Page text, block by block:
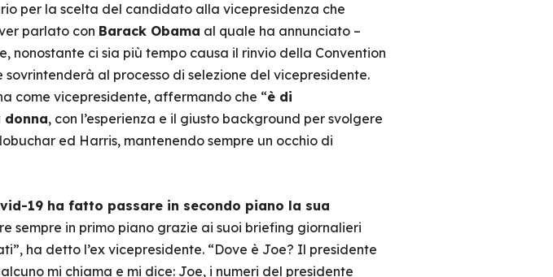
per la scelta del candidato alla vicepresidenza che
parlato con Barack Obama al quale ha annunciato –
nonostante ci sia più tempo causa il rinvio della Convention
al processo di selezione del vicepresidente.
come vicepresidente, affermando che “è di
donna, con l’esperienza e il giusto background per svolgere
ed Harris, mantenendo sempre un occhio di
19 ha fatto passare in secondo piano la sua
sempre in primo piano grazie ai suoi briefing giornalieri
ha detto l’ex vicepresidente. “Dove è Joe? Il presidente
mi chiama e mi dice: Joe, i numeri del presidente